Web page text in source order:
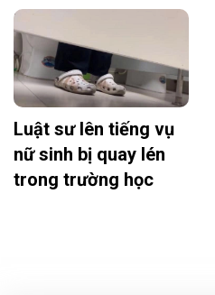
Luật sư lên tiếng vụ
nữ sinh bị quay lén
trong trường học